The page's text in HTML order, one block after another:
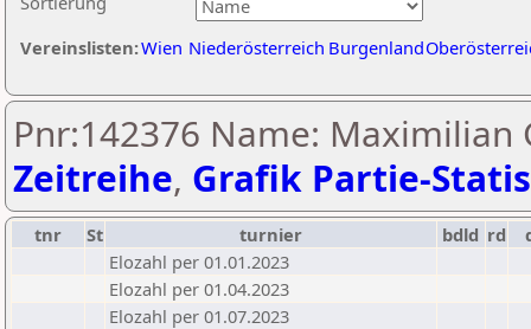
Vereinslisten:Wien Niederösterreich Burgenland
Pnr:142376 Name: Maximilian
Zeitreihe, Grafik Partie-
tnr St turnier bdld rd
Elozahl per 01.01.2023
Elozahl per 01.04.2023
Elozahl per 01.07.2023